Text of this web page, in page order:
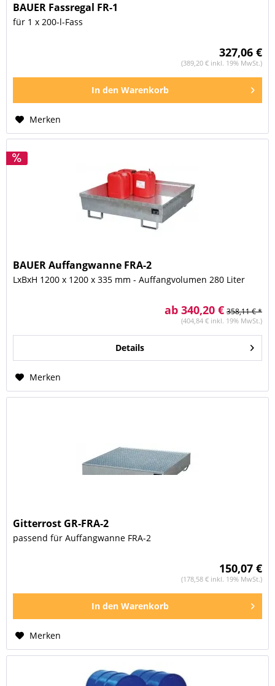
BAUER Fassregal FR-1
für 1 x 200-l-Fass
327,06 €
(389,20 € inkl. 19% MwSt.)
In den Warenkorb
Merken
BAUER Auffangwanne FRA-2
LxBxH 1200 x 1200 x 335 mm - Auffangvolumen 280 Liter
ab 340,20 € 358,11 € *
(404,84 € inkl. 19% MwSt.)
Details
Merken
Gitterrost GR-FRA-2
passend für Auffangwanne FRA-2
150,07 €
(178,58 € inkl. 19% MwSt.)
In den Warenkorb
Merken